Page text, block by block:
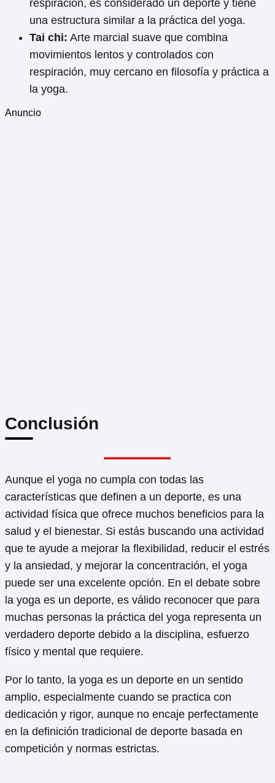
respiración, es considerado un deporte y tiene
una estructura similar a la práctica del yoga.
Tai chi: Arte marcial suave que combina
movimientos lentos y controlados con
respiración, muy cercano en filosofía y práctica a
la yoga.
Anuncio
Conclusión
Aunque el yoga no cumpla con todas las
características que definen a un deporte, es una
actividad física que ofrece muchos beneficios para la
salud y el bienestar. Si estás buscando una actividad
que te ayude a mejorar la flexibilidad, reducir el estrés
y la ansiedad, y mejorar la concentración, el yoga
puede ser una excelente opción. En el debate sobre
la yoga es un deporte, es válido reconocer que para
muchas personas la práctica del yoga representa un
verdadero deporte debido a la disciplina, esfuerzo
físico y mental que requiere.
Por lo tanto, la yoga es un deporte en un sentido
amplio, especialmente cuando se practica con
dedicación y rigor, aunque no encaje perfectamente
en la definición tradicional de deporte basada en
competición y normas estrictas.